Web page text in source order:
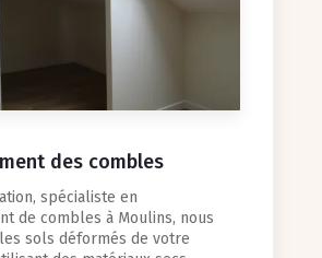
des combles
spécialiste en
de combles à Moulins, nous
sols déformés de votre